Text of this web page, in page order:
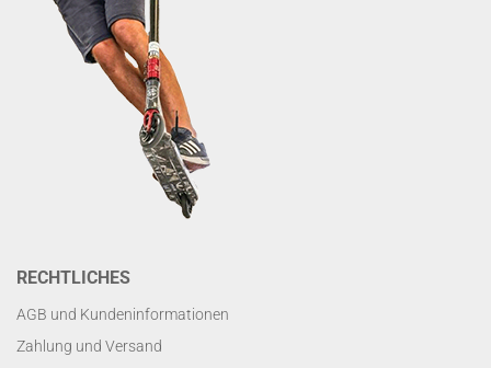
RECHTLICHES
AGB und Kundeninformationen
Zahlung und Versand